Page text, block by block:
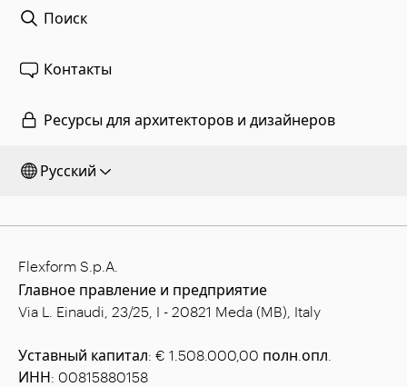
Поиск
Контакты
Ресурсы для архитекторов и дизайнеров
Русский
Flexform S.p.A.
Главное правление и предприятие
Via L. Einaudi, 23/25, I - 20821 Meda (MB), Italy
Уставный капитал: € 1.508.000,00 полн.опл.
ИНН: 00815880158